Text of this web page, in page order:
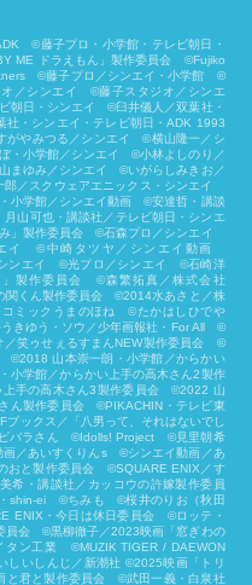
©藤子プロ・小学館・テレビ朝日・
ME ドラえもん」製作委員会 ©Fujiko
©藤子プロ／シンエイ・小学館 ©
／シンエイ ©藤子スタジオ／シンエ
日・シンエイ ©臼井儀人／双葉社・
・シンエイ・テレビ朝日・ADK 1993
やみつる／シンエイ ©横山隆一／シ
小学館／シンエイ ©小林よしのり／
ゆみ／シンエイ ©いがらしみきお／
／スクウェアエニックス・シンエイ
小学館／シンエイ動画 ©安達哲・講談
山可也・講談社／テレビ朝日・シンエ
」製作委員会 ©石森プロ／シンエイ
イ ©中崎タツヤ／シンエイ動画
ンエイ ©光プロ／シンエイ ©石崎洋
」製作委員会 ©森繁拓真／株式会社
関くん製作委員会 ©2014水あさと／株
コミックうまのほね ©たかはしひでや
きゆう・ソウ／少年画報社・For All ©
笑ゥせぇるすまんNEW製作委員会 ©
©2018 山本崇一朗・小学館／からかい
小学館／からかい上手の高木さん2製作
手の高木さん3製作委員会 ©2022 山
ん製作委員会 ©PIKACHIN・テレビ東
クス／「八男って、それはないでし
ピバラさん ©︎Idolls! Project ©見里朝希
／あいすくりんs ©シンエイ動画／あ
おと製作委員会 ©SQUARE ENIX／す
希・講談社／カッコウの許嫁製作委員
shin-ei ©ちみも ©桜井のりお（秋田
ENIX・今日は休日委員会 ©ロッテ・
員会 ©黒柳徹子／2023映画「窓ぎわの
ン工業 ©MUZIK TIGER / DAEWON
いしんじ／新潮社 ©2025映画「トリ
と君と製作委員会 ©武田一義・白泉社